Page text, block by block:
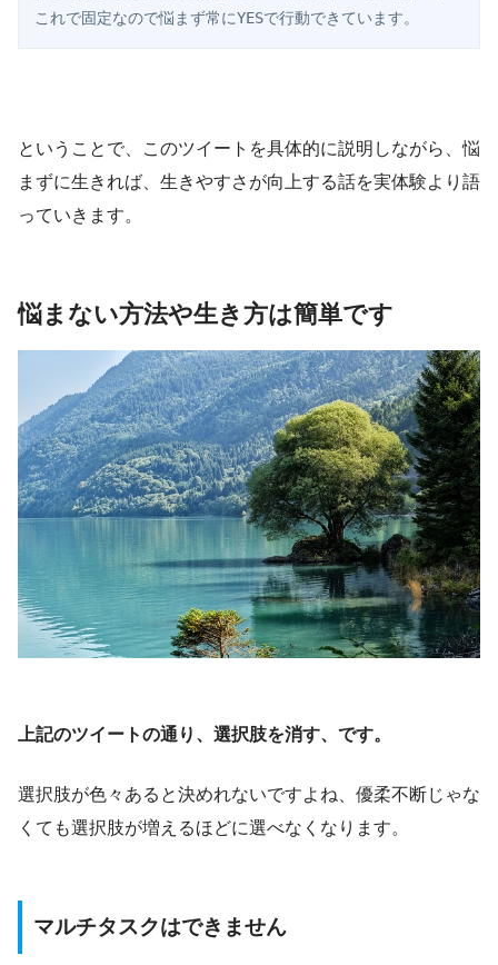
これで固定なので悩まず常にYESで行動できています。
ということで、このツイートを具体的に説明しながら、悩
まずに生きれば、生きやすさが向上する話を実体験より語
っていきます。
悩まない方法や生き方は簡単です
上記のツイートの通り、選択肢を消す、です。
選択肢が色々あると決めれないですよね、優柔不断じゃな
くても選択肢が増えるほどに選べなくなります。
マルチタスクはできません